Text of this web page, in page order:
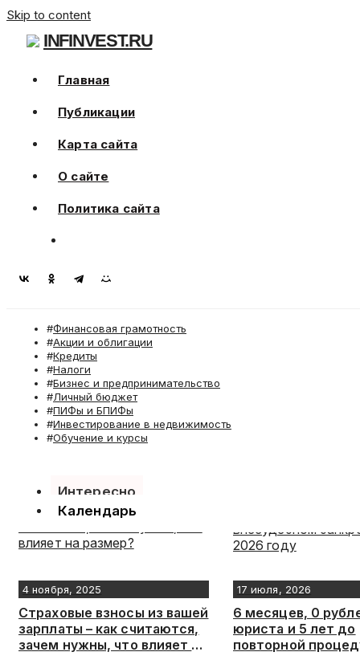
Skip to content
INFINVEST.RU
Главная
Публикации
Карта сайта
О сайте
Политика сайта
Финансовая грамотность
Акции и облигации
Кредиты
Налоги
Бизнес и предпринимательство
Личный бюджет
ПИФы и БПИФы
Инвестирование в недвижимость
Обучение и курсы
Интересно
Календарь
4 ноября, 2025
Страховые взносы из вашей
зарплаты – как считаются,
зачем нужны, что влияет на
17 июля, 2026
6 месяцев, 0
юриста и 5 лет до
повторной